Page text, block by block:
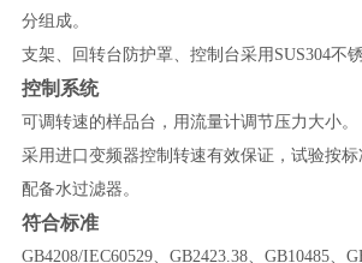
分组成。
支架、回转台防护罩、控制台采用SUS304不
控制系统
可调转速的样品台，用流量计调节压力大小。
采用进口变频器控制转速有效保证，试验按标
配备水过滤器。
符合标准
GB4208/IEC60529、GB2423.38、GB10485、